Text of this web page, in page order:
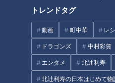
トレンドタグ
動画 町中華 レ
ドラゴンズ 中村彩賀
エンタメ 北辻利寿
北辻利寿の日本はじめて物
的に攻めなさい」
２番・福永は「もったいな
ね」
交流戦で大事なポイントは
悩める高橋宏斗にレジェン
ない服は脱ぎ捨てなさい」